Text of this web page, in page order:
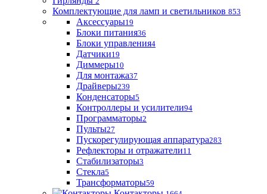
Комплектующие для ламп и светильников 853
Аксессуары19
Блоки питания36
Блоки управления4
Датчики19
Диммеры10
Для монтажа37
Драйверы239
Конденсаторы5
Контроллеры и усилители94
Программаторы2
Пульты27
Пускорегулирующая аппаратура283
Рефлекторы и отражатели11
Стабилизаторы3
Стекла5
Трансформаторы59